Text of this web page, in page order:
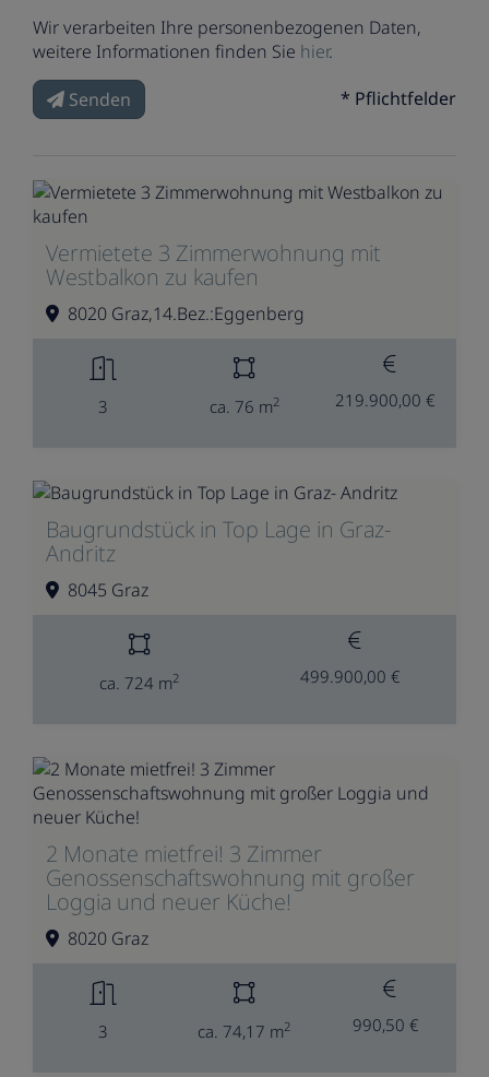
Wir verarbeiten Ihre personenbezogenen Daten,
weitere Informationen finden Sie hier.
Senden
* Pflichtfelder
Vermietete 3 Zimmerwohnung mit
Westbalkon zu kaufen
8020 Graz,14.Bez.:Eggenberg
3 ca. 76 m2 219.900,00 €
Baugrundstück in Top Lage in Graz-
Andritz
8045 Graz
ca. 724 m2 499.900,00 €
2 Monate mietfrei! 3 Zimmer
Genossenschaftswohnung mit großer
Loggia und neuer Küche!
8020 Graz
3 ca. 74,17 m2 990,50 €